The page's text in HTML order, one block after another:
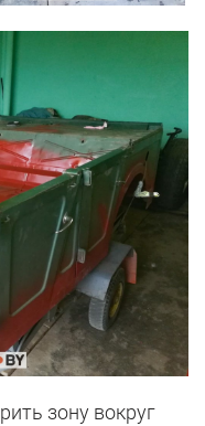
зону вокруг